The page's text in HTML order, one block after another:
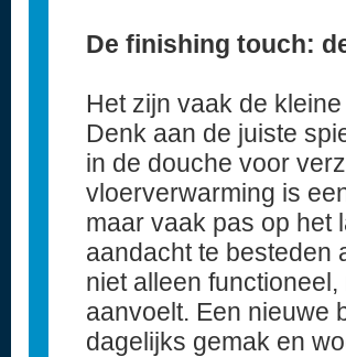
De finishing touch:
Het zijn vaak de
Denk aan de juiste
in de douche voor
vloerverwarming is
maar vaak pas op het
aandacht te besteden
niet alleen
aanvoelt. Een nieuwe
dagelijks gemak en